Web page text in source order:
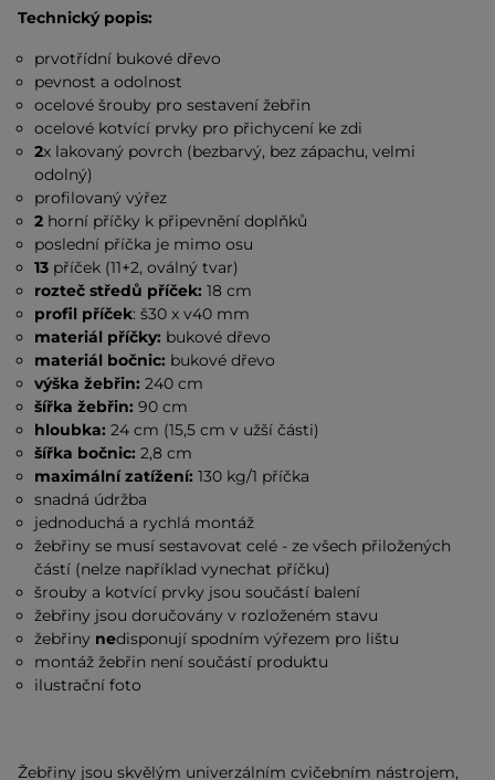
Technický popis:
prvotřídní bukové dřevo
pevnost a odolnost
ocelové šrouby pro sestavení žebřin
ocelové kotvící prvky pro přichycení ke zdi
2x lakovaný povrch (bezbarvý, bez zápachu, velmi
odolný)
profilovaný výřez
2 horní příčky k připevnění doplňků
poslední příčka je mimo osu
13 příček (11+2, oválný tvar)
rozteč středů příček: 18 cm
profil příček: š30 x v40 mm
materiál příčky: bukové dřevo
materiál bočnic: bukové dřevo
výška žebřin: 240 cm
šířka žebřin: 90 cm
hloubka: 24 cm (15,5 cm v užší části)
šířka bočnic:2,8 cm
maximální zatížení: 130 kg/1 příčka
snadná údržba
jednoduchá a rychlá montáž
žebřiny se musí sestavovat celé - ze všech přiložených
částí (nelze například vynechat příčku)
šrouby a kotvící prvky jsou součástí balení
žebřiny jsou doručovány v rozloženém stavu
žebřiny nedisponují spodním výřezem pro lištu
montáž žebřin není součástí produktu
ilustrační foto
Žebřiny jsou skvělým univerzálním cvičebním nástrojem,